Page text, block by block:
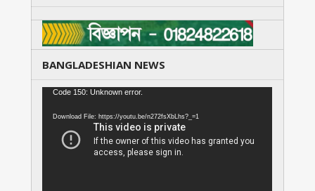
BANGLADESHIAN NEWS
Video
Code 150: Unknown error.
Download File: https://youtu.be/n272fsXbLhs?_=1